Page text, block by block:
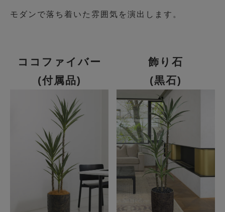
モダンで落ち着いた雰囲気を演出します。
ココファイバー
(付属品)
飾り石
(黒石)